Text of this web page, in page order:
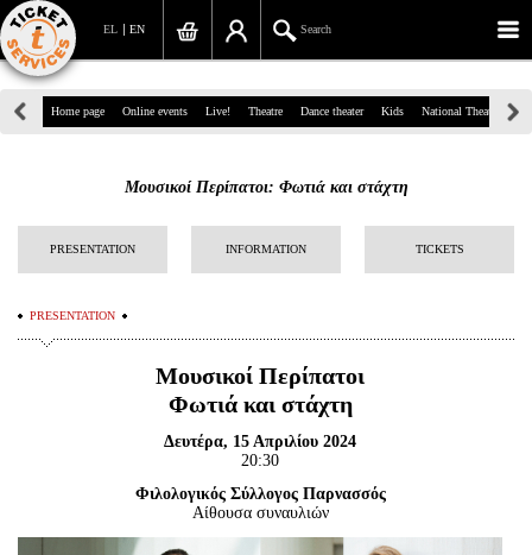
EN
EL Search
39, Panepistimiou Str, Athens
info@ticketservices.gr
Check out
Personal Data
Information
Είσοδος διαχειριστή
Home page Online events Live! Theatre Dance theater Kids National Theatre
Μουσικοί Περίπατοι: Φωτιά και στάχτη
PRESENTATION INFORMATION TICKETS
PRESENTATION
Μουσικοί Περίπατοι
Φωτιά και στάχτη
Δευτέρα, 15 Απριλίου 2024
20:30
Φιλολογικός Σύλλογος Παρνασσός
Αίθουσα συναυλιών